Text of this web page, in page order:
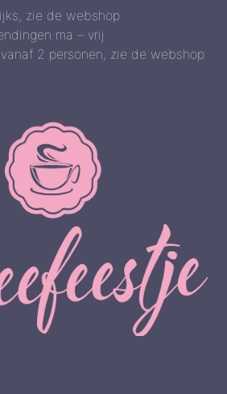
zie de webshop
ma – vrij
2 personen, zie de webshop